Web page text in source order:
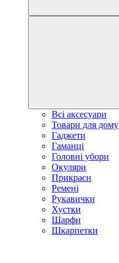
Всі аксесуари
Товари для дому
Гаджети
Гаманці
Головні убори
Окуляри
Прикраси
Ремені
Рукавички
Хустки
Шарфи
Шкарпетки